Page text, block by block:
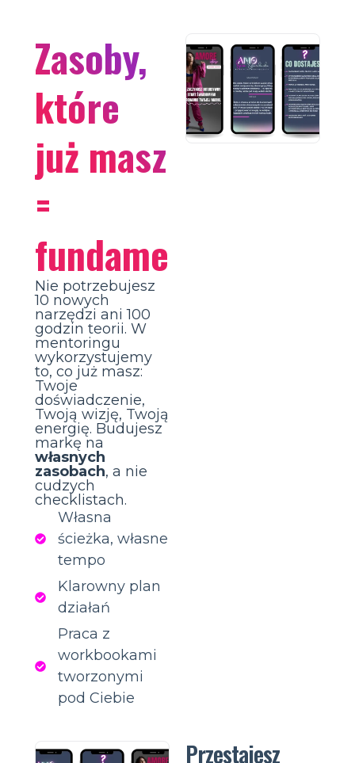
Zasoby,
które
już masz
=
fundament.
Nie potrzebujesz
10 nowych
narzędzi ani 100
godzin teorii. W
mentoringu
wykorzystujemy
to, co już masz:
Twoje
doświadczenie,
Twoją wizję, Twoją
energię. Budujesz
markę na
własnych
zasobach, a nie
cudzych
checklistach.
Własna
ścieżka, własne
tempo
Klarowny plan
działań
Praca z
workbookami
tworzonymi
pod Ciebie
Przestajesz